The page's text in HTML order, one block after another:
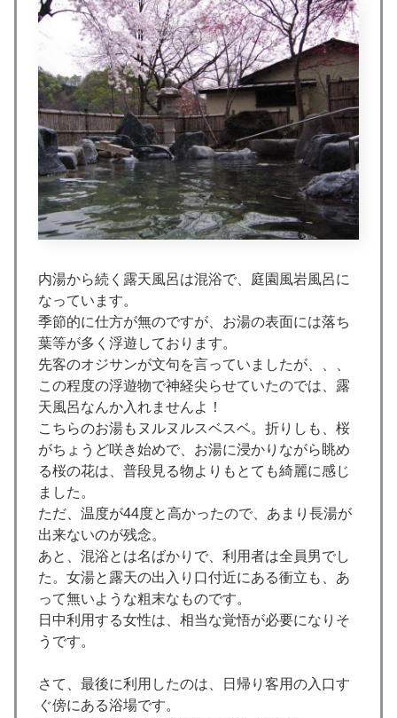
内湯から続く露天風呂は混浴で、庭園風岩風呂に
なっています。
季節的に仕方が無のですが、お湯の表面には落ち
葉等が多く浮遊しております。
先客のオジサンが文句を言っていましたが、、、
この程度の浮遊物で神経尖らせていたのでは、露
天風呂なんか入れませんよ！
こちらのお湯もヌルヌルスベスベ。折りしも、桜
がちょうど咲き始めで、お湯に浸かりながら眺め
る桜の花は、普段見る物よりもとても綺麗に感じ
ました。
ただ、温度が44度と高かったので、あまり長湯が
出来ないのが残念。
あと、混浴とは名ばかりで、利用者は全員男でし
た。女湯と露天の出入り口付近にある衝立も、あ
って無いような粗末なものです。
日中利用する女性は、相当な覚悟が必要になりそ
うです。
さて、最後に利用したのは、日帰り客用の入口す
ぐ傍にある浴場です。